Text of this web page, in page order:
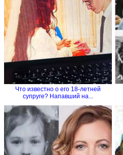
Что известно о его 18-летней
супруге? Напавший на...